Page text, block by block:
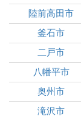
陸前高田市
釜石市
二戸市
八幡平市
奥州市
滝沢市